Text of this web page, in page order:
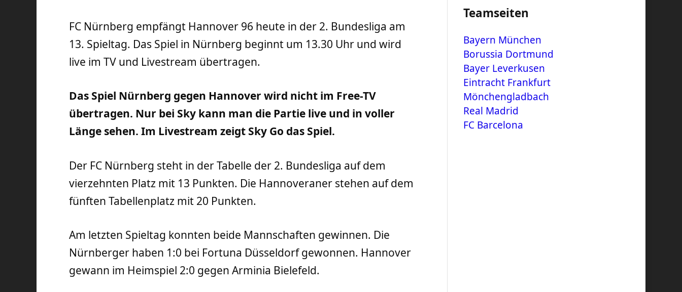
FC Nürnberg empfängt Hannover 96 heute in der 2. Bundesliga am
13. Spieltag. Das Spiel in Nürnberg beginnt um 13.30 Uhr und wird
live im TV und Livestream übertragen.
Das Spiel Nürnberg gegen Hannover wird nicht im Free-TV
übertragen. Nur bei Sky kann man die Partie live und in voller
Länge sehen. Im Livestream zeigt Sky Go das Spiel.
Der FC Nürnberg steht in der Tabelle der 2. Bundesliga auf dem
vierzehnten Platz mit 13 Punkten. Die Hannoveraner stehen auf dem
fünften Tabellenplatz mit 20 Punkten.
Am letzten Spieltag konnten beide Mannschaften gewinnen. Die
Nürnberger haben 1:0 bei Fortuna Düsseldorf gewonnen. Hannover
gewann im Heimspiel 2:0 gegen Arminia Bielefeld.
Teamseiten
Bayern München
Borussia Dortmund
Bayer Leverkusen
Eintracht Frankfurt
Mönchengladbach
Real Madrid
FC Barcelona